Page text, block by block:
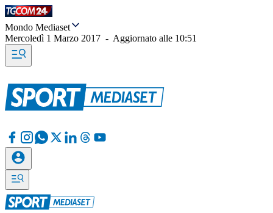
Mondo Mediaset
Mercoledì 1 Marzo 2017 - Aggiornato alle 10:51